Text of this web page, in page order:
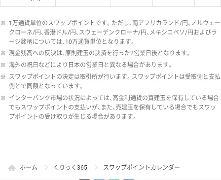
※ 1万通貨単位のスワップポイントです。ただし、南アフリカランド/円、ノルウェー
クローネ/円、香港ドル/円、スウェーデンクローナ/円、メキシコペソ/円およびラ
ージ銘柄については、10万通貨単位となります。
※ 現金残高への反映は、原則建玉の決済を行った2営業日後となります。
※ 海外の祝日などにより日本の営業日と異なる場合があります。
※ スワップポイントの決定は取引所が行います。スワップポイントは受取側と支払
側とで同額となっています。
※ インターバンク市場の状況によっては、高金利通貨の買建玉を保有している場合
でもスワップポイントの支払いが、また、売建玉を保有している場合でもスワッ
プポイントの受け取りが生じる場合があります。
ホーム くりっく365 スワップポイントカレンダー